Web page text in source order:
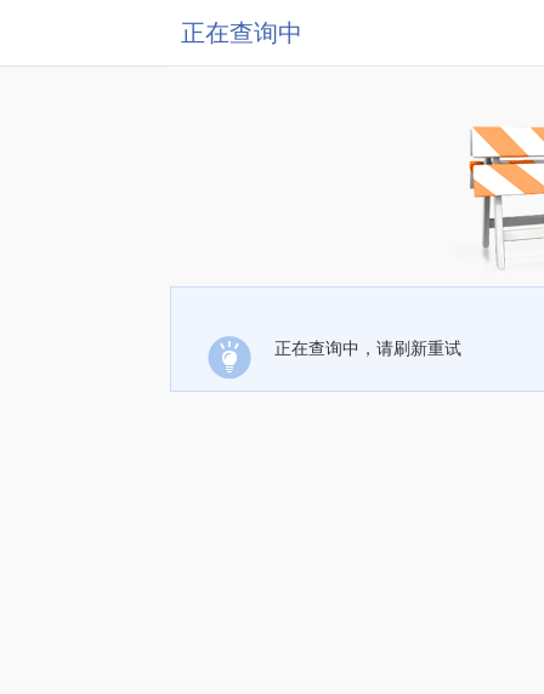
正在查询中
正在查询中，请刷新重试